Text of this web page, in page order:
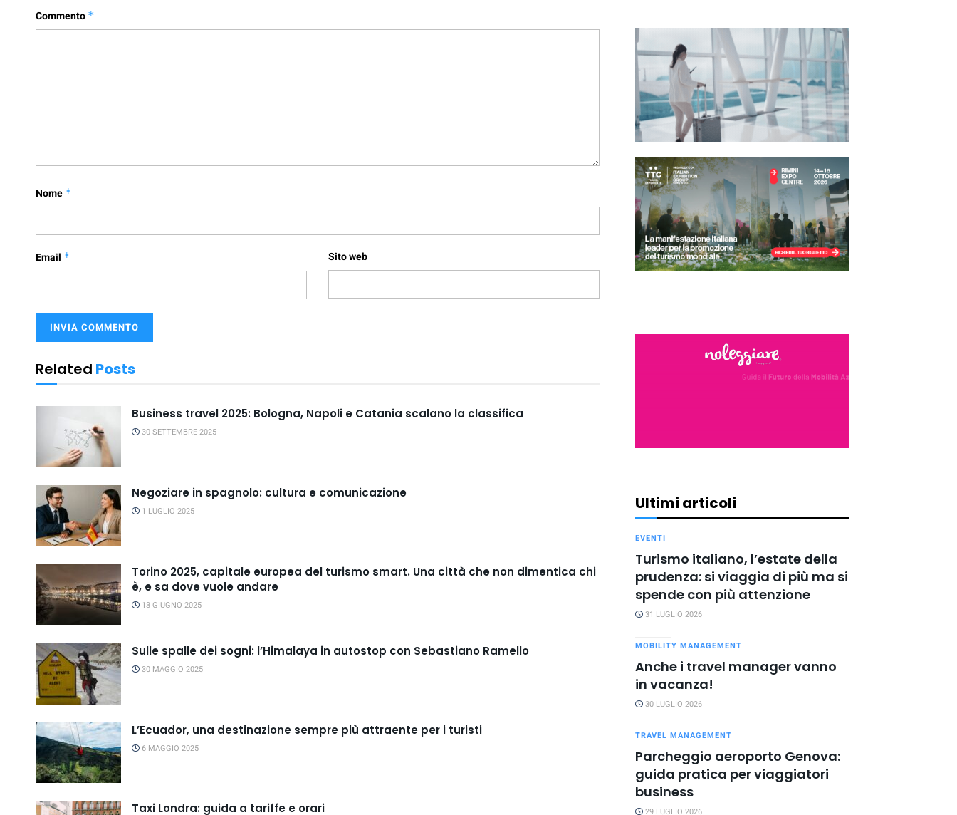
Commento *
Nome *
Email * Sito web
Related Posts
Business travel 2025: Bologna, Napoli e Catania scalano la classifica
30 SETTEMBRE 2025
Negoziare in spagnolo: cultura e comunicazione
1 LUGLIO 2025
Torino 2025, capitale europea del turismo smart. Una città che non dimentica chi
è, e sa dove vuole andare
13 GIUGNO 2025
Sulle spalle dei sogni: l’Himalaya in autostop con Sebastiano Ramello
30 MAGGIO 2025
L’Ecuador, una destinazione sempre più attraente per i turisti
6 MAGGIO 2025
Taxi Londra: guida a tariffe e orari
Ultimi articoli
EVENTI
Turismo italiano, l’estate della
prudenza: si viaggia di più ma si
spende con più attenzione
31 LUGLIO 2026
MOBILITY MANAGEMENT
Anche i travel manager vanno
in vacanza!
30 LUGLIO 2026
TRAVEL MANAGEMENT
Parcheggio aeroporto Genova:
guida pratica per viaggiatori
business
29 LUGLIO 2026